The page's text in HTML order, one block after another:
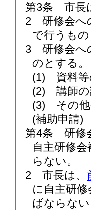
第3条
市長
2
研修会へ
で行うも
3
研修会へ
のとする。
(1)
資料
(2)
講師
(3)
その
(補助申請)
第4条
研修
自主研修
らない。
2
市長は、
に自主研
ばならな